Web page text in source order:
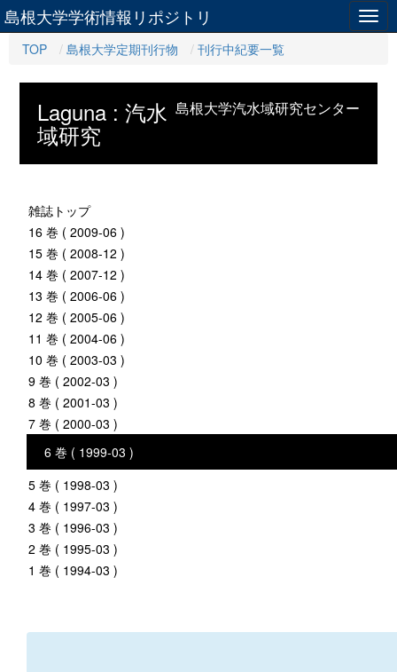
島根大学学術情報リポジトリ
TOP 島根大学定期刊行物 刊行中紀要一覧
島根大学汽水域研究センター
Laguna : 汽水
域研究
雑誌トップ
16 巻 ( 2009-06 )
15 巻 ( 2008-12 )
14 巻 ( 2007-12 )
13 巻 ( 2006-06 )
12 巻 ( 2005-06 )
11 巻 ( 2004-06 )
10 巻 ( 2003-03 )
9 巻 ( 2002-03 )
8 巻 ( 2001-03 )
7 巻 ( 2000-03 )
6 巻 ( 1999-03 )
5 巻 ( 1998-03 )
4 巻 ( 1997-03 )
3 巻 ( 1996-03 )
2 巻 ( 1995-03 )
1 巻 ( 1994-03 )